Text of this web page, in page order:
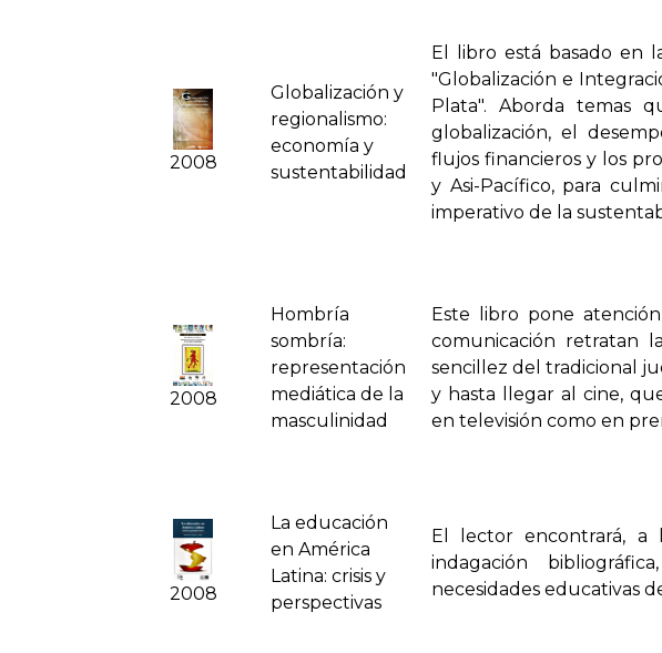
2008
Globalización y
regionalismo:
economí­a y
sustentabilidad
El libro está basado en
"Globalización e
Plata". Aborda temas
globalización, el
flujos financieros y los
y Asi-Pacífico, para
imperativo de la
2008
Hombrí­a
sombrí­a:
representación
mediática de la
masculinidad
Este libro pone
comunicación retratan
sencillez del tradicional
y hasta llegar al cine,
en televisión como en
2008
La educación
en América
Latina: crisis y
perspectivas
El lector encontrará,
indagación
necesidades educativas